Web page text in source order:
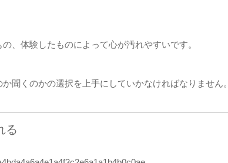
、体験したものによって心が汚れやすいです。
聞くのかの選択を上手にしていかなければなりません。
る